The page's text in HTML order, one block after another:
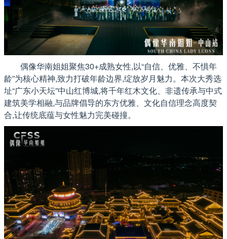
偶像华南姐姐聚焦30+成熟女性,以“自信、优雅、不惧年
龄”为核心精神,致力打破年龄边界,绽放岁月魅力。本次大秀选
址“广东小天坛”中山红博城,将千年红木文化、非遗传承与中式
建筑美学相融,与品牌倡导的东方优雅、文化自信理念高度契
合,让传统底蕴与女性魅力完美碰撞。